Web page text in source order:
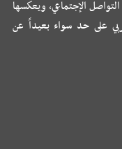
الإجتماعي، ويعكسها
على حد سواء بعيداً عن